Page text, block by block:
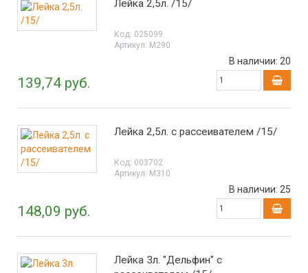
Лейка 2,5л. /15/
Код: 025099
Артикул: М290
139,74 руб.
В наличии: 20
Лейка 2,5л. с рассеивателем /15/
Код: 003702
Артикул: М310
148,09 руб.
В наличии: 25
Лейка 3л. "Дельфин" с